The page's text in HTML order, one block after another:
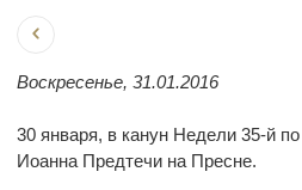
Воскресенье, 31.01.2016
30 января, в канун Недели 35-й
Иоанна Предтечи на Пресне.